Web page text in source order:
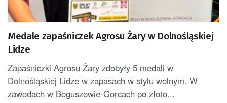
Medale zapaśniczek Agrosu Żary w Dolnośląskiej
Lidze
Zapaśniczki Agrosu Żary zdobyły 5 medali w
Dolnośląskiej Lidze w zapasach w stylu wolnym. W
zawodach w Boguszowie-Gorcach po złoto...